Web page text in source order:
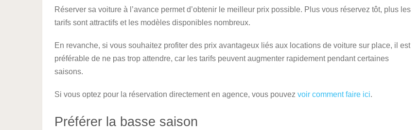
Réserver sa voiture à l’avance permet d’obtenir le meilleur prix possible. Plus vous réservez tôt, plus les
tarifs sont attractifs et les modèles disponibles nombreux.
En revanche, si vous souhaitez profiter des prix avantageux liés aux locations de voiture sur place, il est
préférable de ne pas trop attendre, car les tarifs peuvent augmenter rapidement pendant certaines
saisons.
Si vous optez pour la réservation directement en agence, vous pouvez voir comment faire ici.
Préférer la basse saison